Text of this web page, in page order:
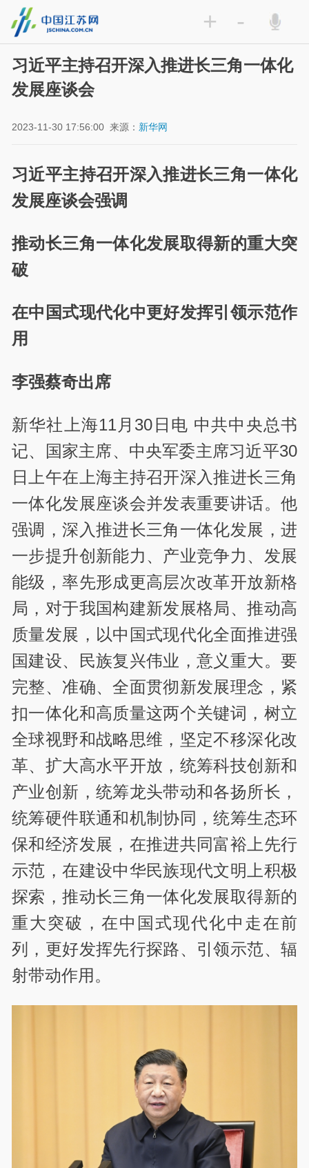
+ -
习近平主持召开深入推进长三角一体化
发展座谈会
2023-11-30 17:56:00 来源： 新华网
习近平主持召开深入推进长三角一体化
发展座谈会强调
推动长三角一体化发展取得新的重大突
破
在中国式现代化中更好发挥引领示范作
用
李强蔡奇出席
新华社上海11月30日电 中共中央总书
记、国家主席、中央军委主席习近平30
日上午在上海主持召开深入推进长三角
一体化发展座谈会并发表重要讲话。他
强调，深入推进长三角一体化发展，进
一步提升创新能力、产业竞争力、发展
能级，率先形成更高层次改革开放新格
局，对于我国构建新发展格局、推动高
质量发展，以中国式现代化全面推进强
国建设、民族复兴伟业，意义重大。要
完整、准确、全面贯彻新发展理念，紧
扣一体化和高质量这两个关键词，树立
全球视野和战略思维，坚定不移深化改
革、扩大高水平开放，统筹科技创新和
产业创新，统筹龙头带动和各扬所长，
统筹硬件联通和机制协同，统筹生态环
保和经济发展，在推进共同富裕上先行
示范，在建设中华民族现代文明上积极
探索，推动长三角一体化发展取得新的
重大突破，在中国式现代化中走在前
列，更好发挥先行探路、引领示范、辐
射带动作用。